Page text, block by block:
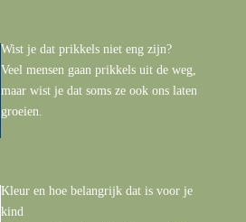
Wist je dat prikkels niet eng zijn?
Veel mensen gaan prikkels uit de weg,
maar wist je dat soms ze ook ons laten
groeien.
Kleur en hoe belangrijk dat is voor je
kind